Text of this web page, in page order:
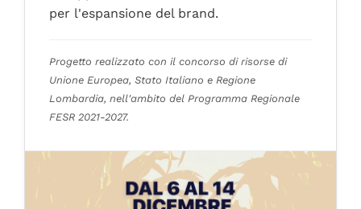
per l'espansione del brand.
Progetto realizzato con il concorso di risorse di
Unione Europea, Stato Italiano e Regione
Lombardia, nell'ambito del Programma Regionale
FESR 2021-2027.